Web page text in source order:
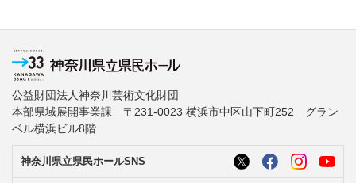
公益財団法人神奈川芸術文化財団
本部県域展開事業課 〒231-0023 横浜市中区山下町252 グラン
ベル横浜ビル8階
神奈川県立県民ホールSNS